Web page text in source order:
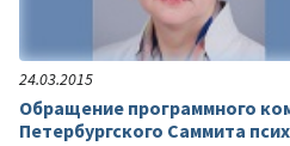
24.03.2015
Обращение программного
Петербургского Саммита